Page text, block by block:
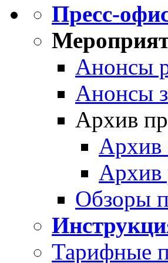
Пресс-
Анонсы
Анонсы
Архив
Архив
Архив
Обзоры
Тарифные